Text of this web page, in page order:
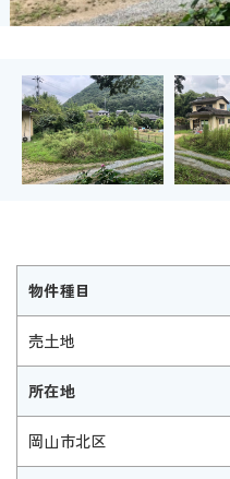
物件種目
売土地
所在地
岡山市北区